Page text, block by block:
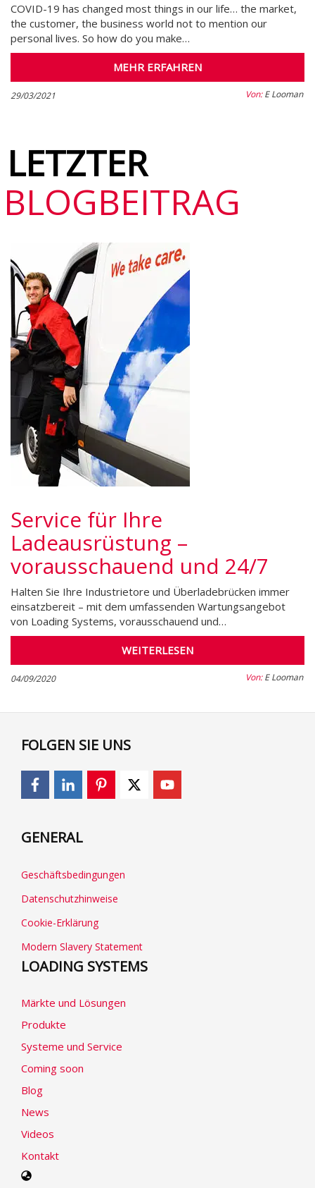
COVID-19 has changed most things in our life… the market,
the customer, the business world not to mention our
personal lives. So how do you make…
MEHR ERFAHREN
29/03/2021 Von:E Looman
LETZTER
BLOGBEITRAG
Service für Ihre
Ladeausrüstung –
vorausschauend und 24/7
Halten Sie Ihre Industrietore und Überladebrücken immer
einsatzbereit – mit dem umfassenden Wartungsangebot
von Loading Systems, vorausschauend und…
WEITERLESEN
04/09/2020 Von:E Looman
FOLGEN SIE UNS
GENERAL
Geschäftsbedingungen
Datenschutzhinweise
Cookie-Erklärung
Modern Slavery Statement
LOADING SYSTEMS
Märkte und Lösungen
Produkte
Systeme und Service
Coming soon
Blog
News
Videos
Kontakt
Select